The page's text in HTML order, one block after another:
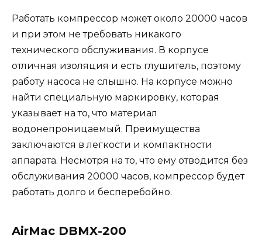
Работать компрессор может около 20000 часов
и при этом не требовать никакого
технического обслуживания. В корпусе
отличная изоляция и есть глушитель, поэтому
работу насоса не слышно. На корпусе можно
найти специальную маркировку, которая
указывает на то, что материал
водонепроницаемый. Преимущества
заключаются в легкости и компактности
аппарата. Несмотря на то, что ему отводится без
обслуживания 20000 часов, компрессор будет
работать долго и бесперебойно.
AirMac DBMX-200